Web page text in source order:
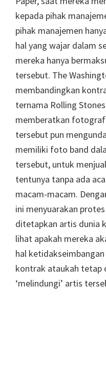
kepada pihak
pihak manajemen
hal yang wajar dalam
mereka hanya
tersebut. The
membandingkan
ternama Rolling
memberatkan
tersebut pun
memiliki foto band
tersebut, untuk
tentunya tanpa ada
macam-macam.
ini menyuarakan
ditetapkan artis dunia
lihat apakah mereka
hal
kontrak ataukah tetap
‘melindungi’ artis